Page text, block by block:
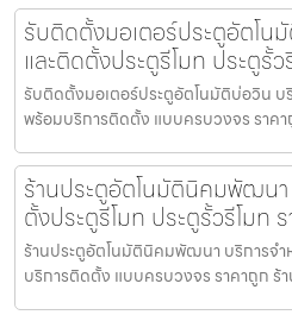
รับติดตั้งมอเตอร์ประตูอัตโน
และติดตั้งประตูรีโมท ประตูรั้
รับติดตั้งมอเตอร์ประตูอัตโนมัติบ่อวิน บริ
พร้อมบริการติดตั้ง แบบครบวงจร ราค
ร้านประตูอัตโนมัตินิคมพัฒนา
ตั้งประตูรีโมท ประตูรั้วรีโมท
ร้านประตูอัตโนมัตินิคมพัฒนา บริการจำ
บริการติดตั้ง แบบครบวงจร ราคาถูก ร้